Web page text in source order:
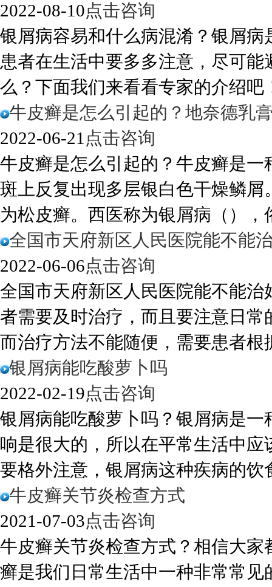
2022-08-10点击咨询
银屑病容易和什么病混淆？银屑
患者在生活中要多多注意，尽可
么？下面我们来看看专家的介绍吧
牛皮癣是怎么引起的？地奈德乳
2022-06-21 点击咨询
牛皮癣是怎么引起的？牛皮癣是
斑上反复出现多层银白色干燥鳞
为松皮癣。西医称为银屑病（），
全国市天府新区人民医院能不能
2022-06-06点击咨询
全国市天府新区人民医院能不能
者需要及时治疗，而且要注意日
而治疗方法不能随便，需要患者根
银屑病能吃酸萝卜吗
2022-02-19点击咨询
银屑病能吃酸萝卜吗？银屑病是
响是很大的，所以在平常生活中
要格外注意，银屑病这种疾病的饮
牛皮癣关节炎检查方式
2021-07-03点击咨询
牛皮癣关节炎检查方式？相信大
癣是我们日常生活中一种非常常